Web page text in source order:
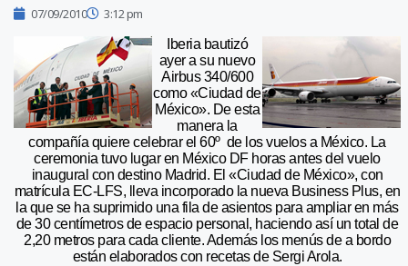
07/09/2010 3:12 pm
Iberia bautizó
ayer a su nuevo
Airbus 340/600
como «Ciudad de
México». De esta
manera la
compañía quiere celebrar el 60º de los vuelos a México. La
ceremonia tuvo lugar en México DF horas antes del vuelo
inaugural con destino Madrid. El «Ciudad de México», con
matrícula EC-LFS, lleva incorporado la nueva Business Plus, en
la que se ha suprimido una fila de asientos para ampliar en más
de 30 centímetros de espacio personal, haciendo así un total de
2,20 metros para cada cliente. Además los menús de a bordo
están elaborados con recetas de Sergi Arola.